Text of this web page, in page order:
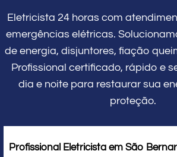
Eletricista 24 horas com
emergências elétricas.
de energia, disjuntores, fiação
Profissional certificado, rápido e
dia e noite para restaurar sua
proteção.
Profissional Eletricista em São